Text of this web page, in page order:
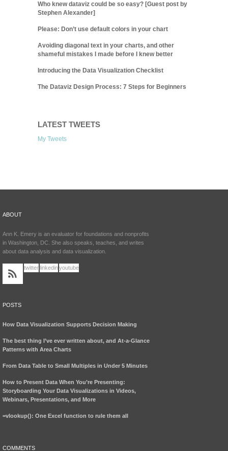
Who knew dataviz could be so easy? [Guest post by
Stephen Alexander]
Please: Don’t use default colors in your chart
Avoiding diagonal text in your charts, and other
shameful mistakes I made before I knew better
Introducing the Data Visualization Checklist
The Dataviz Design Process: 7 Steps for Beginners
LATEST TWEETS
My Tweets
ABOUT
Ann K. Emery is an evaluator for foundations and nonprofits
in Washington, DC. She also speaks, teaches, and writes
about data analysis and data visualization.
twitter linkedinyoutube
POSTS
How Data Visualization Supports Decision Making
The best thing I’ve ever written about, and At-a-Glance
Patterns with Area Charts
From Data Table to Small Multiples in Under 5 Minutes
How to Present Data When You’re Presenting:
Storyboarding Your Data Visualizations in Videos,
Webinars, Presentations, and More
=vlookup(): One Excel function to rule them all
COMMENTS